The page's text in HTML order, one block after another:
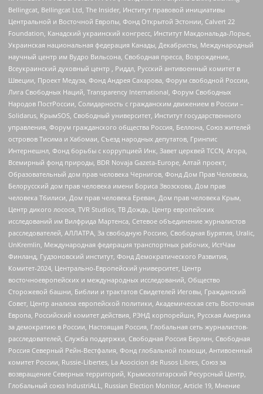
Bellingcat, Bellingcat Ltd, The Insider, Институт правовой инициативы
Центральной и Восточной Европы, Фонд Открытой Эстонии, Calvert 22
Foundation, Канадский украинский конгресс, Институт Макдональда-Лорье,
Украинская национальная федерация Канады, Декабристы, Международный
научный центр им Вудро Вильсона, Свободная пресса, Возрождение,
Всеукраинский духовный центр , Риддл, Русский антивоенный комитет в
Швеции, Проект Медуза, Фонд Андрея Сахарова, Форум свободной России,
Лига Свободных Наций, Transparеncy International, Форум Свободных
Народов ПостРоссии, Солидарность с гражданским движением в России –
Solidarus, КрымSOS, Свободный университет, Институт государственного
управления, Форум гражданского общества Россия, Беллона, Союз жителей
островов Тисима и Хабомаи, Съезд народных депутатов, Гринпис
Интернешнл, Фонд борьбы с коррупцией Инк, Завет церквей TCCN, Агора,
Всемирный фонд природы, BDR Novaja Gazeta-Europe, Алтай проект,
Образовательный дом прав человека Чернигов, Фонд Дом Прав Человека,
Белорусский дом прав человека имени Бориса Звозскова, Дом прав
человека Тбилиси, Дом прав человека Ереван, Дом прав человека Крым,
Центр дикого лосося, TVR Studios, ТВ Дождь, Центр европейских
исследований им Вилфрида Мартенса, Сетевое объединение журналистов
расследователей, АЛЛАТРА, За свободную Россию, Свободная Бурятия, Uralic,
UnKremlin, Международная федерация транспортных рабочих, ИстЧам
Финланд, Гудзоновский институт, Фонд Демократического Развития,
Комитет-2024, Центрально-Европейский университет, Центр
восточноевропейских и международных исследований, Общество
Сторожевой башни, Библии и трактатов Свидетелей Иеговы, Гражданский
Совет, Центр анализа европейской политики, Академическая сеть Восточная
Европа, Российский комитет действия, РЭНД корпорейшн, Русская Америка
за демократию в России, Настоящая Россия, Глобальная сеть журналистов-
расследователей, Служба поддержки, Свободная Россия Берлин, Свободная
Россия Северный Рейн-Вестфалия, Фонд глобальной помощи, Антивоенный
комитет России, Russie-Libertes, La Asocicion de Rusos Libres, Союз за
возвращение Северных территорий, Крымскотатарский Ресурсный Центр,
Глобальный союз IndustriALL, Russian Election Monitor, Article 19, Мнение